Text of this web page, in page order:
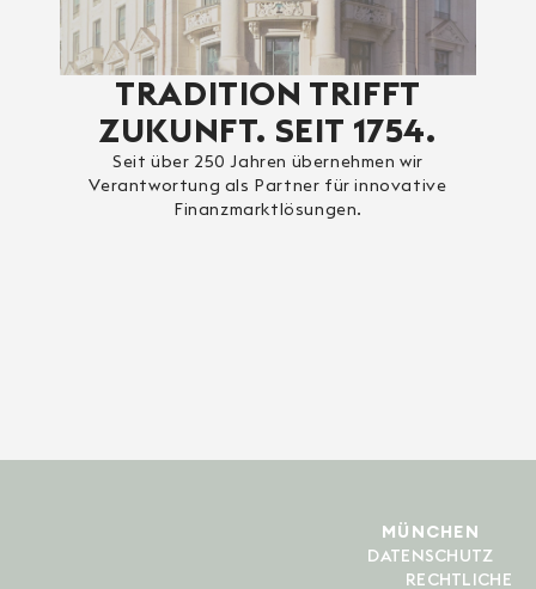
TRADITION TRIFFT
ZUKUNFT. SEIT 1754.
Seit über 250 Jahren übernehmen wir
Verantwortung als Partner für innovative
Finanzmarktlösungen.
MÜNCHEN
DATENSCHUTZ
RECHTLICHE